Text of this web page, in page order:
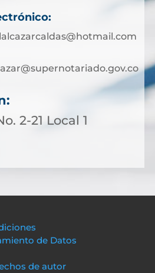
2-21 Local 1
de Datos
de autor